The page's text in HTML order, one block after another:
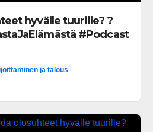
hyvälle tuurille? ?
#Podcast
ja talous